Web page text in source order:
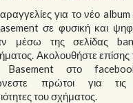
για το νέο
σε φυσική και
μέσω της σελίδας
Ακολουθήστε επίσης
στο
πρώτοι για τις
του σχήματος.